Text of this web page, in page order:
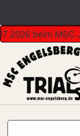
MSC Jura